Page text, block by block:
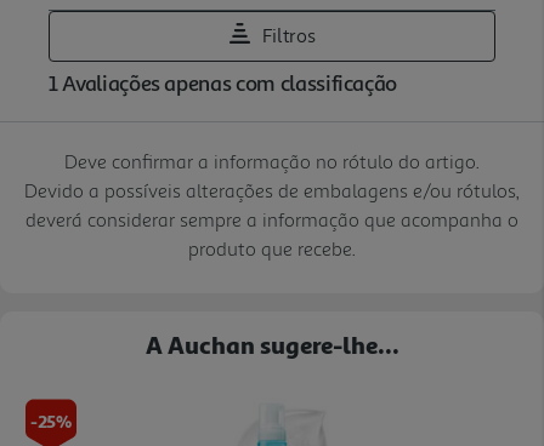
Deve confirmar a informação no rótulo do artigo.
Devido a possíveis alterações de embalagens e/ou rótulos,
deverá considerar sempre a informação que acompanha o
produto que recebe.
A Auchan sugere-lhe...
-25%